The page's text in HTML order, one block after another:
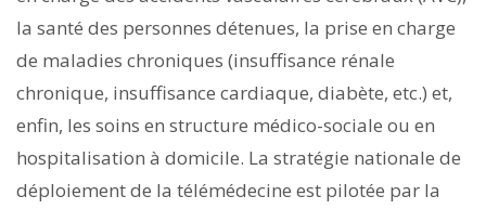
la santé des personnes détenues, la prise en charge
de maladies chroniques (insuffisance rénale
chronique, insuffisance cardiaque, diabète, etc.) et,
enfin, les soins en structure médico-sociale ou en
hospitalisation à domicile. La stratégie nationale de
déploiement de la télémédecine est pilotée par la